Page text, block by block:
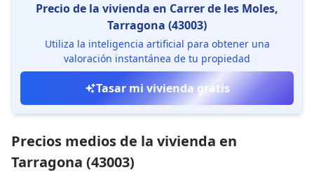
Precio de la vivienda en Carrer de les Moles,
Tarragona (43003)
Utiliza la inteligencia artificial para obtener una
valoración instantánea de tu propiedad
Tasar mi vivienda gratis
Precios medios de la vivienda en
Tarragona (43003)